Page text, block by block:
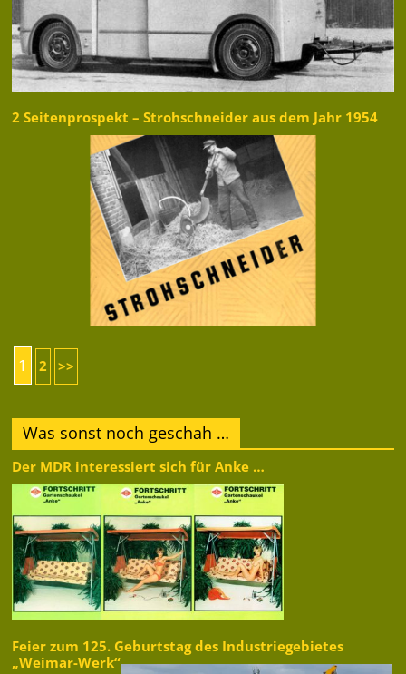
2 Seitenprospekt – Strohschneider aus dem Jahr 1954
1 2 >>
Was sonst noch geschah …
Der MDR interessiert sich für Anke …
Feier zum 125. Geburtstag des Industriegebietes
„Weimar-Werk“